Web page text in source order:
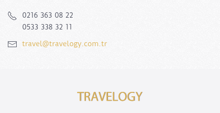
0216 363 08 22
0533 338 32 11
travel@travelogy.com.tr